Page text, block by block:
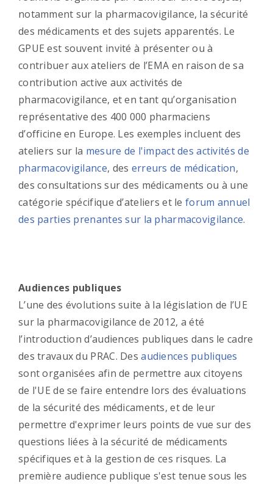
notamment sur la pharmacovigilance, la sécurité
des médicaments et des sujets apparentés. Le
GPUE est souvent invité à présenter ou à
contribuer aux ateliers de l’EMA en raison de sa
contribution active aux activités de
pharmacovigilance, et en tant qu’organisation
représentative des 400 000 pharmaciens
d’officine en Europe. Les exemples incluent des
ateliers sur la mesure de l'impact des activités de
pharmacovigilance, des erreurs de médication,
des consultations sur des médicaments ou à une
catégorie spécifique d’ateliers et leforum annuel
des parties prenantes sur la pharmacovigilance.
Audiences publiques
L’une des évolutions suite à la législation de l’UE
sur la pharmacovigilance de 2012, a été
l’introduction d’audiences publiques dans le cadre
des travaux du PRAC. Desaudiences publiques
sont organisées afin de permettre aux citoyens
de l'UE de se faire entendre lors des évaluations
de la sécurité des médicaments, et de leur
permettre d'exprimer leurs points de vue sur des
questions liées à la sécurité de médicaments
spécifiques et à la gestion de ces risques. La
première audience publique s'est tenue sous les